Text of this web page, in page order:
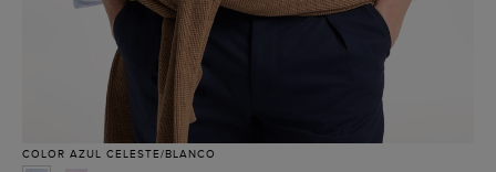
COLOR AZUL CELESTE/BLANCO